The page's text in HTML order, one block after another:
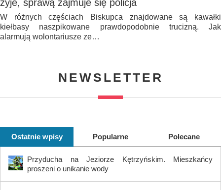
żyje, sprawą zajmuje się policja
W różnych częściach Biskupca znajdowane są kawałki
kiełbasy naszpikowane prawdopodobnie trucizną. Jak
alarmują wolontariusze ze…
NEWSLETTER
Ostatnie wpisy Popularne Polecane
Przyducha na Jeziorze Kętrzyńskim. Mieszkańcy
proszeni o unikanie wody